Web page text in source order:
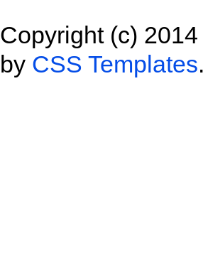
Copyright (c)
by CSS Templates.